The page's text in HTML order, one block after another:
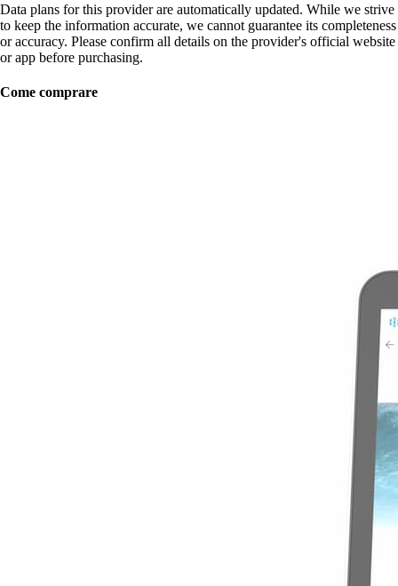
Data plans for this provider are automatically updated. While we strive
to keep the information accurate, we cannot guarantee its completeness
or accuracy. Please confirm all details on the provider's official website
or app before purchasing.
Come comprare